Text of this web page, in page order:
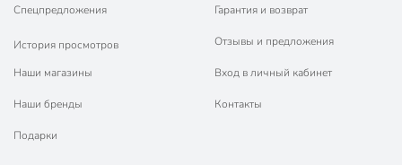
Спецпредложения
История просмотров
Наши магазины
Наши бренды
Подарки
Гарантия и возврат
Отзывы и предложения
Вход в личный кабинет
Контакты